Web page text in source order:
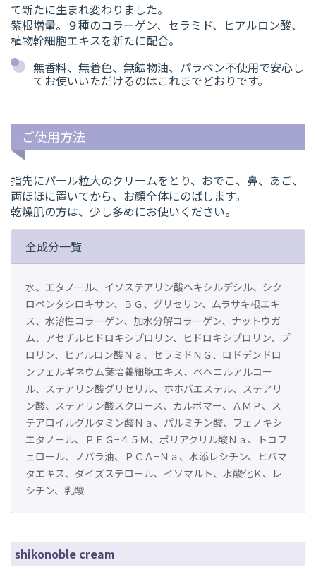
て新たに生まれ変わりました。
紫根増量。９種のコラーゲン、セラミド、ヒアルロン酸、
植物幹細胞エキスを新たに配合。
無香料、無着色、無鉱物油、パラベン不使用で安心し
てお使いいただけるのはこれまでどおりです。
ご使用方法
指先にパール粒大のクリームをとり、おでこ、鼻、あご、
両ほほに置いてから、お顔全体にのばします。
乾燥肌の方は、少し多めにお使いください。
全成分一覧
水、エタノール、イソステアリン酸ヘキシルデシル、シク
ロペンタシロキサン、ＢＧ、グリセリン、ムラサキ根エキ
ス、水溶性コラーゲン、加水分解コラーゲン、ナットウガ
ム、アセチルヒドロキシプロリン、ヒドロキシプロリン、プ
ロリン、ヒアルロン酸Ｎａ、セラミドＮＧ、ロドデンドロ
ンフェルギネウム葉培養細胞エキス、ベヘニルアルコー
ル、ステアリン酸グリセリル、ホホバエステル、ステアリ
ン酸、ステアリン酸スクロース、カルボマー、ＡＭＰ、ス
テアロイルグルタミン酸Ｎａ、パルミチン酸、フェノキシ
エタノール、ＰＥＧ−４５Ｍ、ポリアクリル酸Ｎａ、トコフ
ェロール、ノバラ油、ＰＣＡ−Ｎａ、水添レシチン、ヒバマ
タエキス、ダイズステロール、イソマルト、水酸化Ｋ、レ
シチン、乳酸
shikonoble cream